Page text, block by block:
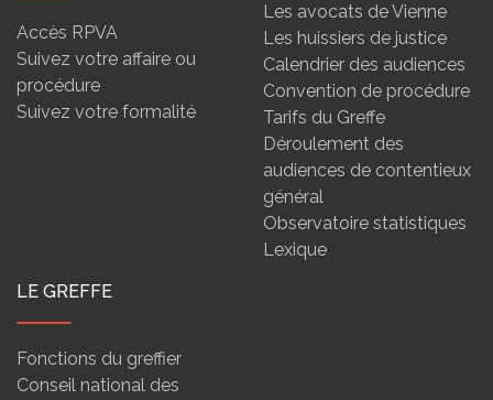
Accès RPVA
Suivez votre affaire ou
procédure
Suivez votre formalité
Les avocats de Vienne
Les huissiers de justice
Calendrier des audiences
Convention de procédure
Tarifs du Greffe
Déroulement des
audiences de contentieux
général
Observatoire statistiques
Lexique
LE GREFFE
Fonctions du greffier
Conseil national des